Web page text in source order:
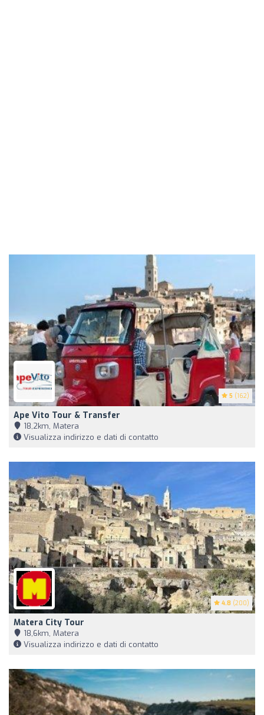
5 (162)
Ape Vito Tour & Transfer
18,2km, Matera
Visualizza indirizzo e dati di contatto
4.8 (200)
Matera City Tour
18,6km, Matera
Visualizza indirizzo e dati di contatto